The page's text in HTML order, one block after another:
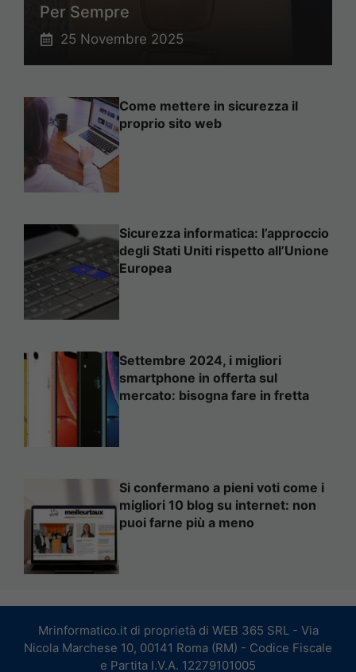
Per Sempre
25 Novembre 2025
Come mettere in sicurezza il
proprio sito web
Sicurezza informatica: l’approccio
degli Stati Uniti rispetto all’Unione
Europea
Settembre 2024, i migliori
smartphone in offerta sul
mercato: bisogna fare in fretta
Si confermano a pieni voti come i
migliori 10 blog su internet: non
puoi farne più a meno
Mrinformatico.it di proprietà di WEB 365 SRL - Via
Nicola Marchese 10, 00141 Roma (RM) - Codice Fiscale
e Partita I.V.A. 12279101005